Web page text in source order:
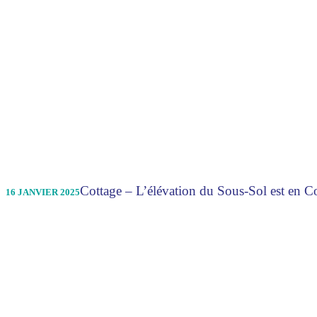
16 JANVIER 2025Cottage – L’élévation du Sous-Sol est en